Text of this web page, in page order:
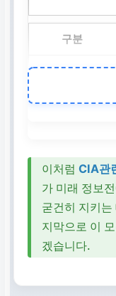
이처럼CIA관
가 미래 정보
굳건히 지키
지막으로 이
겠습니다.